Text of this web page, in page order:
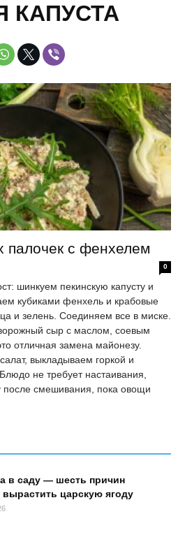
КАПУСТА
палочек с фенхелем
0
шинкуем пекинскую капусту и
кубиками фенхель и крабовые
и зелень. Соединяем все в миске.
сыр с маслом, соевым
отличная замена майонезу.
выкладываем горкой и
не требует настаивания,
после смешивания, пока овощи
в саду — шесть причин
вырастить царскую ягоду